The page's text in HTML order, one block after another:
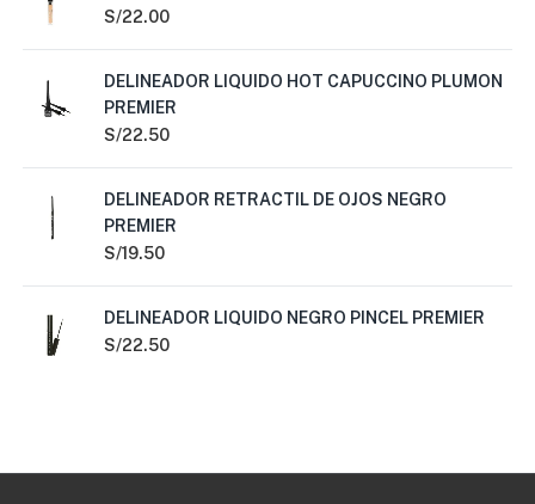
S/22.00
DELINEADOR LIQUIDO HOT CAPUCCINO PLUMON
PREMIER
S/22.50
DELINEADOR RETRACTIL DE OJOS NEGRO
PREMIER
S/19.50
DELINEADOR LIQUIDO NEGRO PINCEL PREMIER
S/22.50